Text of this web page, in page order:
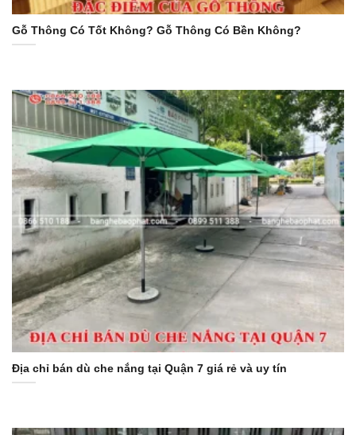
Gỗ Thông Có Tốt Không? Gỗ Thông Có Bền Không?
Địa chỉ bán dù che nắng tại Quận 7 giá rẻ và uy tín